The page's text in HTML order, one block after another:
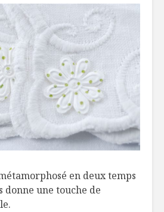
en deux temps
donne une touche de
tendances à
Le
légumineuses
par Geneviève
fraises